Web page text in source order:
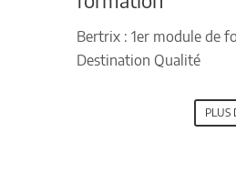
Bertrix : 1er module de
Destination Qualité
PLUS
31